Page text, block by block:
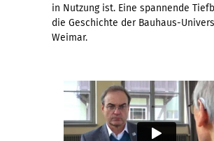
in Nutzung ist. Eine spannende
die Geschichte der Bauhaus-
Weimar.